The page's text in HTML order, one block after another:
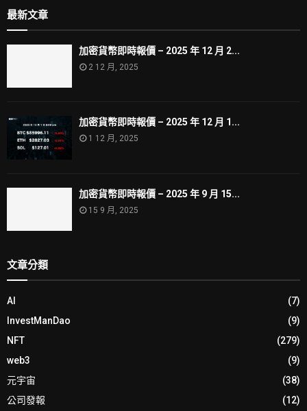
最新文章
加密貨幣即時報價 – 2025 年 12 月 2...
2 12 月, 2025
加密貨幣即時報價 – 2025 年 12 月 1...
1 12 月, 2025
加密貨幣即時報價 – 2025 年 9 月 15...
15 9 月, 2025
文章分類
AI
(7)
InvestManDao
(9)
NFT
(279)
web3
(9)
元宇宙
(38)
公司發報
(12)